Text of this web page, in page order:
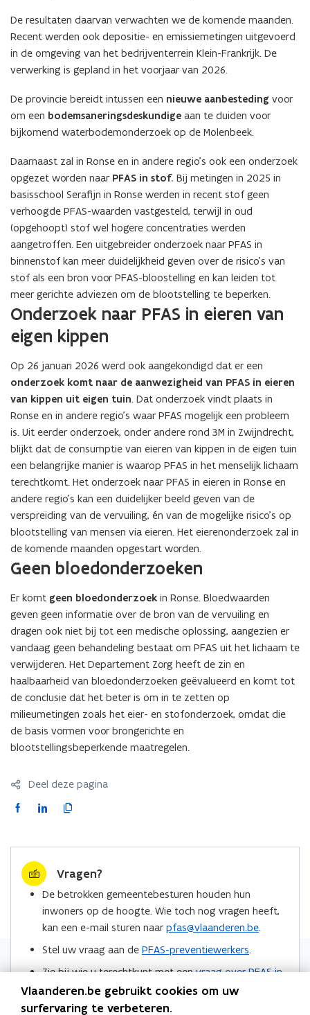
De resultaten daarvan verwachten we de komende maanden.
Recent werden ook depositie- en emissiemetingen uitgevoerd
in de omgeving van het bedrijventerrein Klein-Frankrijk. De
verwerking is gepland in het voorjaar van 2026.
De provincie bereidt intussen een nieuwe aanbesteding voor
om een bodemsaneringsdeskundige aan te duiden voor
bijkomend waterbodemonderzoek op de Molenbeek.
Daarnaast zal in Ronse en in andere regio’s ook een onderzoek
opgezet worden naar PFAS in stof. Bij metingen in 2025 in
basisschool Serafijn in Ronse werden in recent stof geen
verhoogde PFAS-waarden vastgesteld, terwijl in oud
(opgehoopt) stof wel hogere concentraties werden
aangetroffen. Een uitgebreider onderzoek naar PFAS in
binnenstof kan meer duidelijkheid geven over de risico’s van
stof als een bron voor PFAS-bloostelling en kan leiden tot
meer gerichte adviezen om de blootstelling te beperken.
Onderzoek naar PFAS in eieren van
eigen kippen
Op 26 januari 2026 werd ook aangekondigd dat er een
onderzoek komt naar de aanwezigheid van PFAS in eieren
van kippen uit eigen tuin. Dat onderzoek vindt plaats in
Ronse en in andere regio’s waar PFAS mogelijk een probleem
is. Uit eerder onderzoek, onder andere rond 3M in Zwijndrecht,
blijkt dat de consumptie van eieren van kippen in de eigen tuin
een belangrijke manier is waarop PFAS in het menselijk lichaam
terechtkomt. Het onderzoek naar PFAS in eieren in Ronse en
andere regio’s kan een duidelijker beeld geven van de
verspreiding van de vervuiling, én van de mogelijke risico’s op
blootstelling van mensen via eieren. Het eierenonderzoek zal in
de komende maanden opgestart worden.
Geen bloedonderzoeken
Er komt geen bloedonderzoek in Ronse. Bloedwaarden
geven geen informatie over de bron van de vervuiling en
dragen ook niet bij tot een medische oplossing, aangezien er
vandaag geen behandeling bestaat om PFAS uit het lichaam te
verwijderen. Het Departement Zorg heeft de zin en
haalbaarheid van bloedonderzoeken geëvalueerd en komt tot
de conclusie dat het beter is om in te zetten op
milieumetingen zoals het eier- en stofonderzoek, omdat die
de basis vormen voor brongerichte en
blootstellingsbeperkende maatregelen.
Deel deze pagina
F
e
L
e
d
p
e
n
t
K
e
e
r
l
n
k
n
a
Vragen?
De betrokken gemeentebesturen houden hun
inwoners op de hoogte. Wie toch nog vragen heeft,
kan een e-mail sturen naar pfas@vlaanderen.be.
Stel uw vraag aan de PFAS-preventiewerkers.
Zie bij wie u terechtkunt met eenvraag over PFAS in
de regio Zwijndrecht.
Locaties
Vlaanderen.be gebruikt cookies om uw
surfervaring te verbeteren.